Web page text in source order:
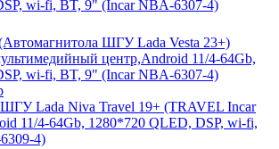
ШГУ Lada Vesta 23+)
центр,Android 11/4-64Gb,
wi-fi, BT, 9" (Incar NBA-6307-4)